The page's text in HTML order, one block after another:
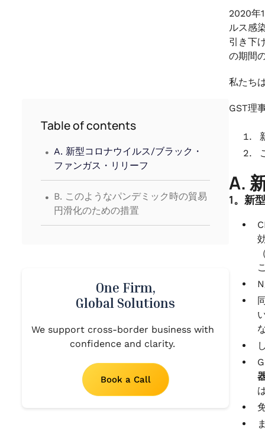
Table of contents
. A. 新型コロナウイルス/ブラック・
ファンガス・リリーフ
. B. このようなパンデミック時の貿易
円滑化のための措置
One Firm,
Global Solutions
We support cross-border business with
confidence and clarity.
Book a Call
2020年
ルス感
引き下
の期間
私たち
GST理
A.
1。新